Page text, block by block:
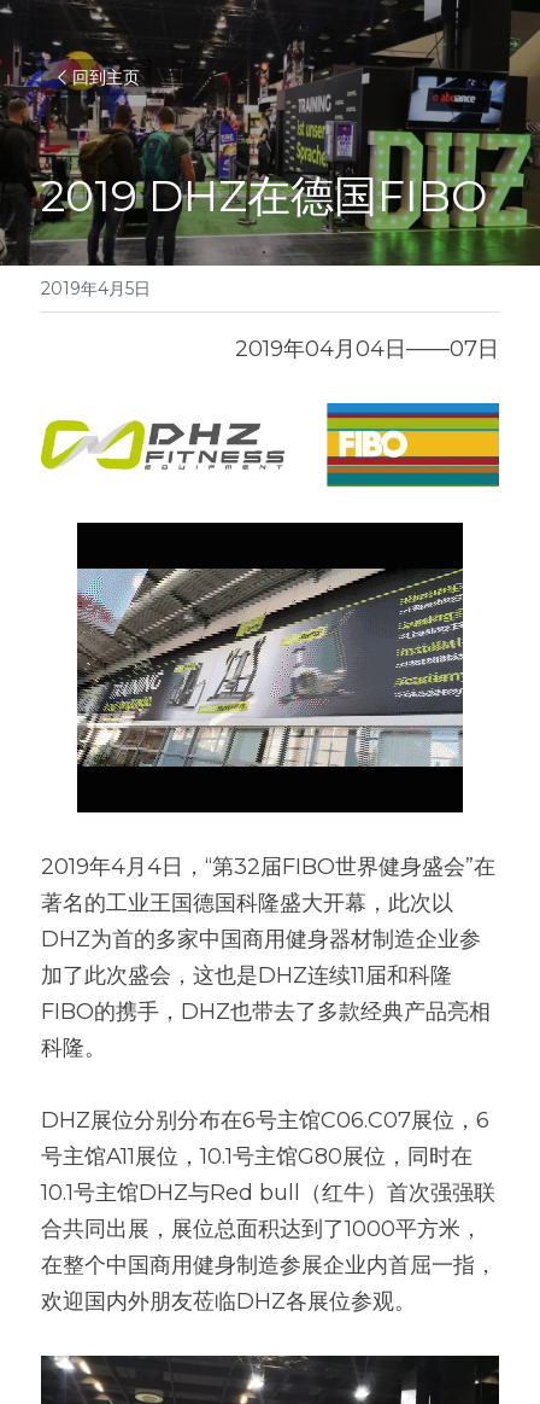
回到主页
2019 DHZ在德国FIBO
2019年4月5日
2019年04月04日——07日
2019年4月4日，“第32届FIBO世界健身盛会”在
著名的工业王国德国科隆盛大开幕，此次以
DHZ为首的多家中国商用健身器材制造企业参
加了此次盛会，这也是DHZ连续11届和科隆
FIBO的携手，DHZ也带去了多款经典产品亮相
科隆。
DHZ展位分别分布在6号主馆C06.C07展位，6
号主馆A11展位，10.1号主馆G80展位，同时在
10.1号主馆DHZ与Red bull（红牛）首次强强联
合共同出展，展位总面积达到了1000平方米，
在整个中国商用健身制造参展企业内首屈一指，
欢迎国内外朋友莅临DHZ各展位参观。